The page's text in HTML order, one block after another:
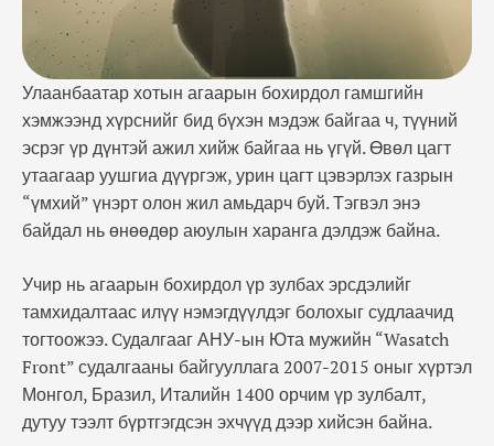
Улаанбаатар хотын агаарын бохирдол гамшгийн
хэмжээнд хүрснийг бид бүхэн мэдэж байгаа ч, түүний
эсрэг үр дүнтэй ажил хийж байгаа нь үгүй. Өвөл цагт
утаагаар уушгиа дүүргэж, урин цагт цэвэрлэх газрын
“үмхий” үнэрт олон жил амьдарч буй. Тэгвэл энэ
байдал нь өнөөдөр аюулын харанга дэлдэж байна.
Учир нь агаарын бохирдол үр зулбах эрсдэлийг
тамхидалтаас илүү нэмэгдүүлдэг болохыг судлаачид
тогтоожээ. Cудалгааг АНУ-ын Юта мужийн “Wasatch
Front” судалгааны байгууллага 2007-2015 оныг хүртэл
Монгол, Бразил, Италийн 1400 орчим үр зулбалт,
дутуу тээлт бүртгэгдсэн эхчүүд дээр хийсэн байна.